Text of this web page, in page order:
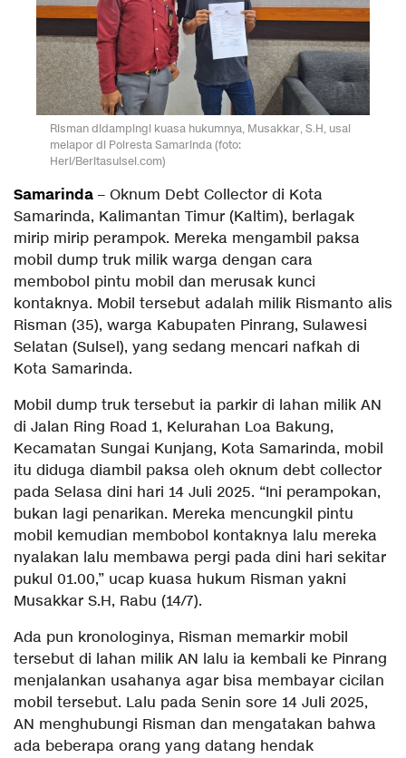
Risman didampingi kuasa hukumnya, Musakkar, S.H, usai
melapor di Polresta Samarinda (foto:
Heri/Beritasulsel.com)
Samarinda – Oknum Debt Collector di Kota
Samarinda, Kalimantan Timur (Kaltim), berlagak
mirip mirip perampok. Mereka mengambil paksa
mobil dump truk milik warga dengan cara
membobol pintu mobil dan merusak kunci
kontaknya. Mobil tersebut adalah milik Rismanto alis
Risman (35), warga Kabupaten Pinrang, Sulawesi
Selatan (Sulsel), yang sedang mencari nafkah di
Kota Samarinda.
Mobil dump truk tersebut ia parkir di lahan milik AN
di Jalan Ring Road 1, Kelurahan Loa Bakung,
Kecamatan Sungai Kunjang, Kota Samarinda, mobil
itu diduga diambil paksa oleh oknum debt collector
pada Selasa dini hari 14 Juli 2025. “Ini perampokan,
bukan lagi penarikan. Mereka mencungkil pintu
mobil kemudian membobol kontaknya lalu mereka
nyalakan lalu membawa pergi pada dini hari sekitar
pukul 01.00,” ucap kuasa hukum Risman yakni
Musakkar S.H, Rabu (14/7).
Ada pun kronologinya, Risman memarkir mobil
tersebut di lahan milik AN lalu ia kembali ke Pinrang
menjalankan usahanya agar bisa membayar cicilan
mobil tersebut. Lalu pada Senin sore 14 Juli 2025,
AN menghubungi Risman dan mengatakan bahwa
ada beberapa orang yang datang hendak